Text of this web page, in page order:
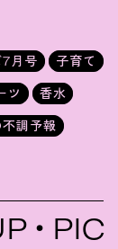
月号
子育て
ツ
香水
調予報